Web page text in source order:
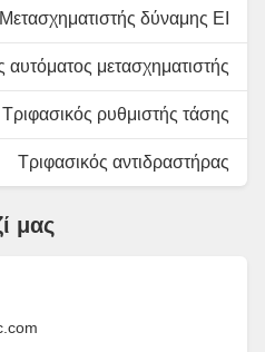
Μετασχηματιστής δύναμης EI
αυτόματος μετασχηματιστής
Τριφασικός ρυθμιστής τάσης
Τριφασικός αντιδραστήρας
μας